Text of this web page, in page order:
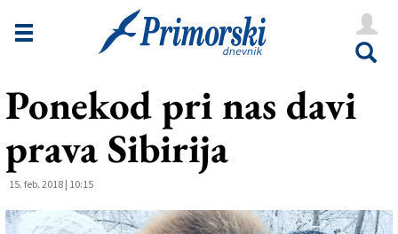
Novice
Goriška
Šport
Še
Ponekod pri nas davi
prava Sibirija
15. feb. 2018 | 10:15